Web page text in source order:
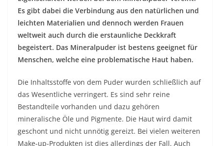
Es gibt dabei die Verbindung aus den natürlichen und
leichten Materialien und dennoch werden Frauen
weltweit auch durch die erstaunliche Deckkraft
begeistert. Das Mineralpuder ist bestens geeignet für
Menschen, welche eine problematische Haut haben.
Die Inhaltsstoffe von dem Puder wurden schließlich auf
das Wesentliche verringert. Es sind sehr reine
Bestandteile vorhanden und dazu gehören
mineralische Öle und Pigmente. Die Haut wird damit
geschont und nicht unnötig gereizt. Bei vielen weiteren
Make-up-Produkten ist dies allerdings der Fall. Auch